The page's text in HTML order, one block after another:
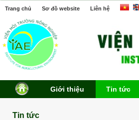
Trang chủ Sơ đồ website Liên hệ
Giới thiệu Tin tức
Tin tức